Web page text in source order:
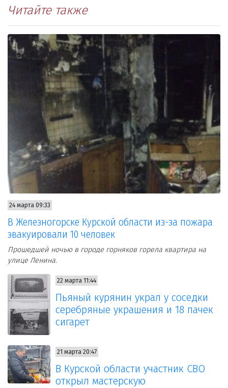
Читайте также
24 марта 09:33
В Железногорске Курской области из-за пожара
эвакуировали 10 человек
Прошедшей ночью в городе горняков горела квартира на
улице Ленина.
22 марта 11:44
Пьяный курянин украл у соседки
серебряные украшения и 18 пачек
сигарет
21 марта 20:47
В Курской области участник СВО
открыл мастерскую